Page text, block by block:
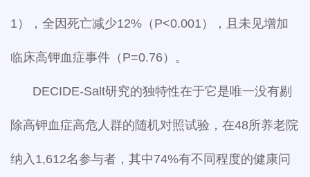
1），全因死亡减少12%（P<0.001），且未见增加
临床高钾血症事件（P=0.76）。
DECIDE-Salt研究的独特性在于它是唯一没有剔
除高钾血症高危人群的随机对照试验，在48所养老院
纳入1,612名参与者，其中74%有不同程度的健康问